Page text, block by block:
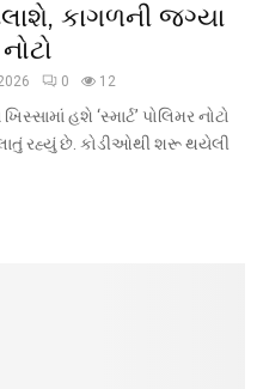
કાગળની જગ્યા
0 12
હશે ‘સ્માર્ટ’ પોલિમર નોટો
રહ્યું છે. કોડીઓથી શરૂ થયેલી